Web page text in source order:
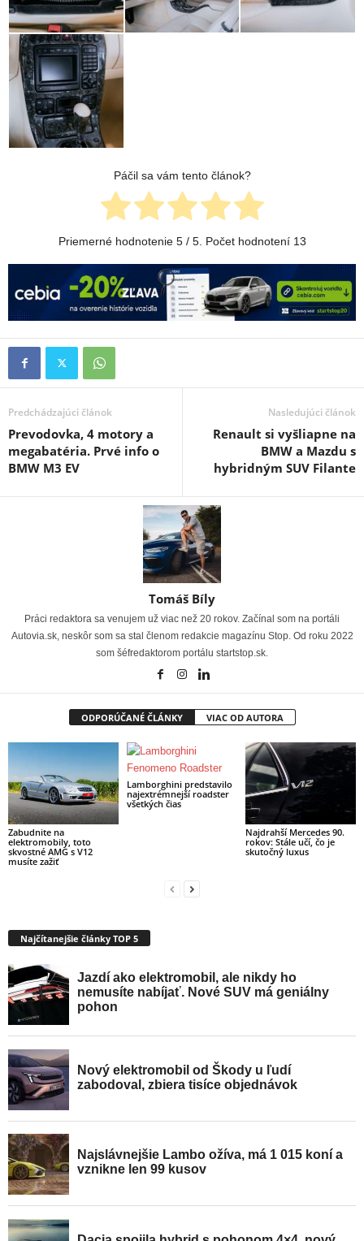
Páčil sa vám tento článok?
Priemerné hodnotenie 5/ 5. Počet hodnotení 13
Predchádzajúci článok
Prevodovka, 4 motory a
megabatéria. Prvé info o
BMW M3 EV
Nasledujúci článok
Renault si vyšliapne na
BMW a Mazdu s
hybridným SUV Filante
Tomáš Bíly
Práci redaktora sa venujem už viac než 20 rokov. Začínal som na portáli
Autovia.sk, neskôr som sa stal členom redakcie magazínu Stop. Od roku 2022
som šéfredaktorom portálu startstop.sk.
ODPORÚČANÉ ČLÁNKY VIAC OD AUTORA
Zabudnite na
elektromobily, toto
skvostné AMG s V12
musíte zažiť
Lamborghini predstavilo
najextrémnejší roadster
všetkých čias
Najdrahší Mercedes 90.
rokov: Stále učí, čo je
skutočný luxus
Najčítanejšie články TOP 5